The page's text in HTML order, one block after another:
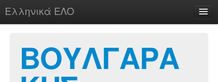
Ελληνικά ΕΛΟ
ΒΟΥΛΓΑΡΑ